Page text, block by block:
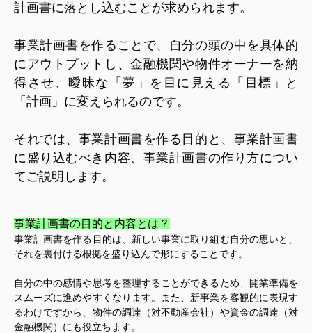
計画書に落とし込むことが求められます。
事業計画書を作ることで、自分の頭の中を具体的
にアウトプットし、金融機関や物件オーナーを納
得させ、曖昧な「夢」を目に見える「目標」と
「計画」に変えられるのです。
それでは、事業計画書を作る目的と、事業計画書
に盛り込むべき内容、事業計画書の作り方につい
てご説明します。
事業計画書の目的と内容とは？
事業計画書を作る目的は、新しい事業に取り組む自分の思いと、
それを裏付ける根拠を盛り込んで形にすることです。
自分の中の感情や思考を整理することができるため、開業準備を
スムーズに進めやすくなります。また、新事業を客観的に表現す
るわけですから、物件の調達（対不動産会社）や資金の調達（対
金融機関）にも役立ちます。